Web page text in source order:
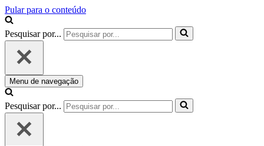
Pular para o conteúdo
Pesquisar por...
Menu de navegação
Pesquisar por...